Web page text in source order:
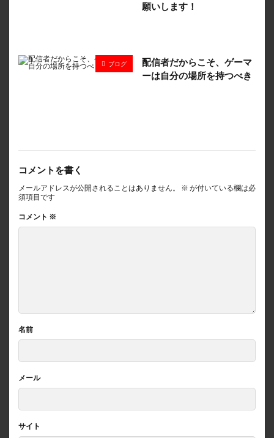
願いします！
ブログ
配信者だからこそ、ゲーマ
ーは自分の場所を持つべき
コメントを書く
メールアドレスが公開されることはありません。 ※ が付いている欄は必
須項目です
コメント ※
名前
メール
サイト